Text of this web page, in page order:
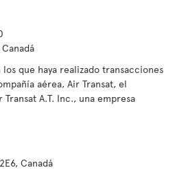
que haya realizado transacciones
aérea, Air Transat, el
A.T. Inc., una empresa
Canadá